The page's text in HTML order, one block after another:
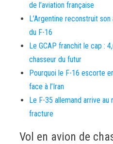
de l’aviation française
L’Argentine reconstruit
du F-16
Le GCAP franchit le cap :
chasseur du futur
Pourquoi le F-16 escorte
face à l’Iran
Le F-35 allemand arrive au
fracture
Vol en avion de